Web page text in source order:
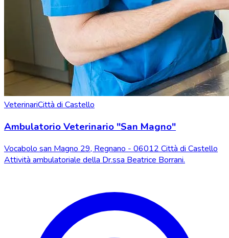
VeterinariCittà di Castello
Ambulatorio Veterinario "San Magno"
Vocabolo san Magno 29, Regnano - 06012 Città di Castello
Attività ambulatoriale della Dr.ssa Beatrice Borrani.